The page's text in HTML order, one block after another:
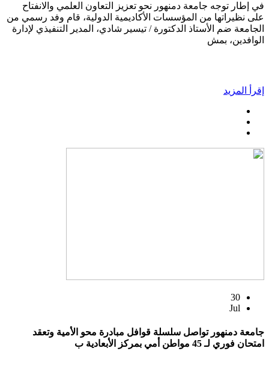
في إطار توجه جامعة دمنهور نحو تعزيز التعاون العلمي والانفتاح
على نظيراتها من المؤسسات الأكاديمية الدولية، قام وفد رسمي من
الجامعة ضم الأستاذ الدكتورة / تيسير شادي، المدير التنفيذي لإدارة
الوافدين، بمش
إقرأ المزيد
30
Jul
جامعة دمنهور تواصل سلسلة قوافل مبادرة محو الأمية وتعقد
امتحان فوري لـ 45 مواطن أمي بمركز الأبعادية ب